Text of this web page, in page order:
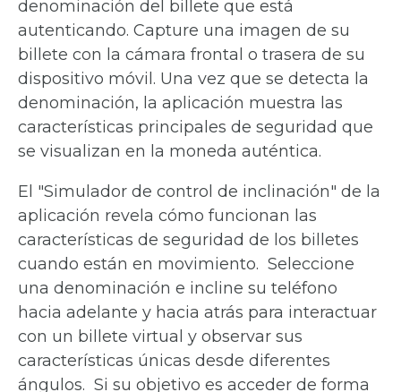
denominación del billete que está
autenticando. Capture una imagen de su
billete con la cámara frontal o trasera de su
dispositivo móvil. Una vez que se detecta la
denominación, la aplicación muestra las
características principales de seguridad que
se visualizan en la moneda auténtica.
El "Simulador de control de inclinación" de la
aplicación revela cómo funcionan las
características de seguridad de los billetes
cuando están en movimiento. Seleccione
una denominación e incline su teléfono
hacia adelante y hacia atrás para interactuar
con un billete virtual y observar sus
características únicas desde diferentes
ángulos. Si su objetivo es acceder de forma